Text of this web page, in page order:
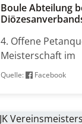
Boule Abteilung
4. Offene
Meisterschaft im
Quelle: Facebook